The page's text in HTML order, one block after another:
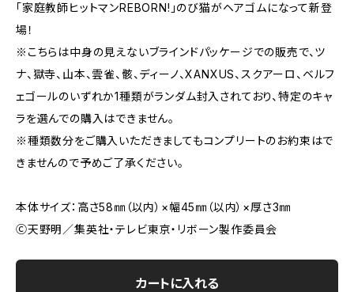
「家庭教師ヒットマンREBORN!」のび猫がヘアゴムになって新登
場！
※こちらは中身の見えないブラインドパッケージでの販売で、ツ
ナ、獄寺、山本、雲雀、骸、ディーノ、XANXUS、スクアーロ、ベルフ
ェゴールのいずれか1種類がランダム封入されており、特定のキャ
ラを選んでの購入はできません。
※種類数分をご購入いただきましてもコンプリートのお約束はで
きませんので予めご了承ください。
本体サイズ：高さ58㎜（以内）×幅45㎜（以内）×厚さ3㎜
Ⓒ天野明／集英社・テレビ東京・リボーン製作委員会
カートに入れる